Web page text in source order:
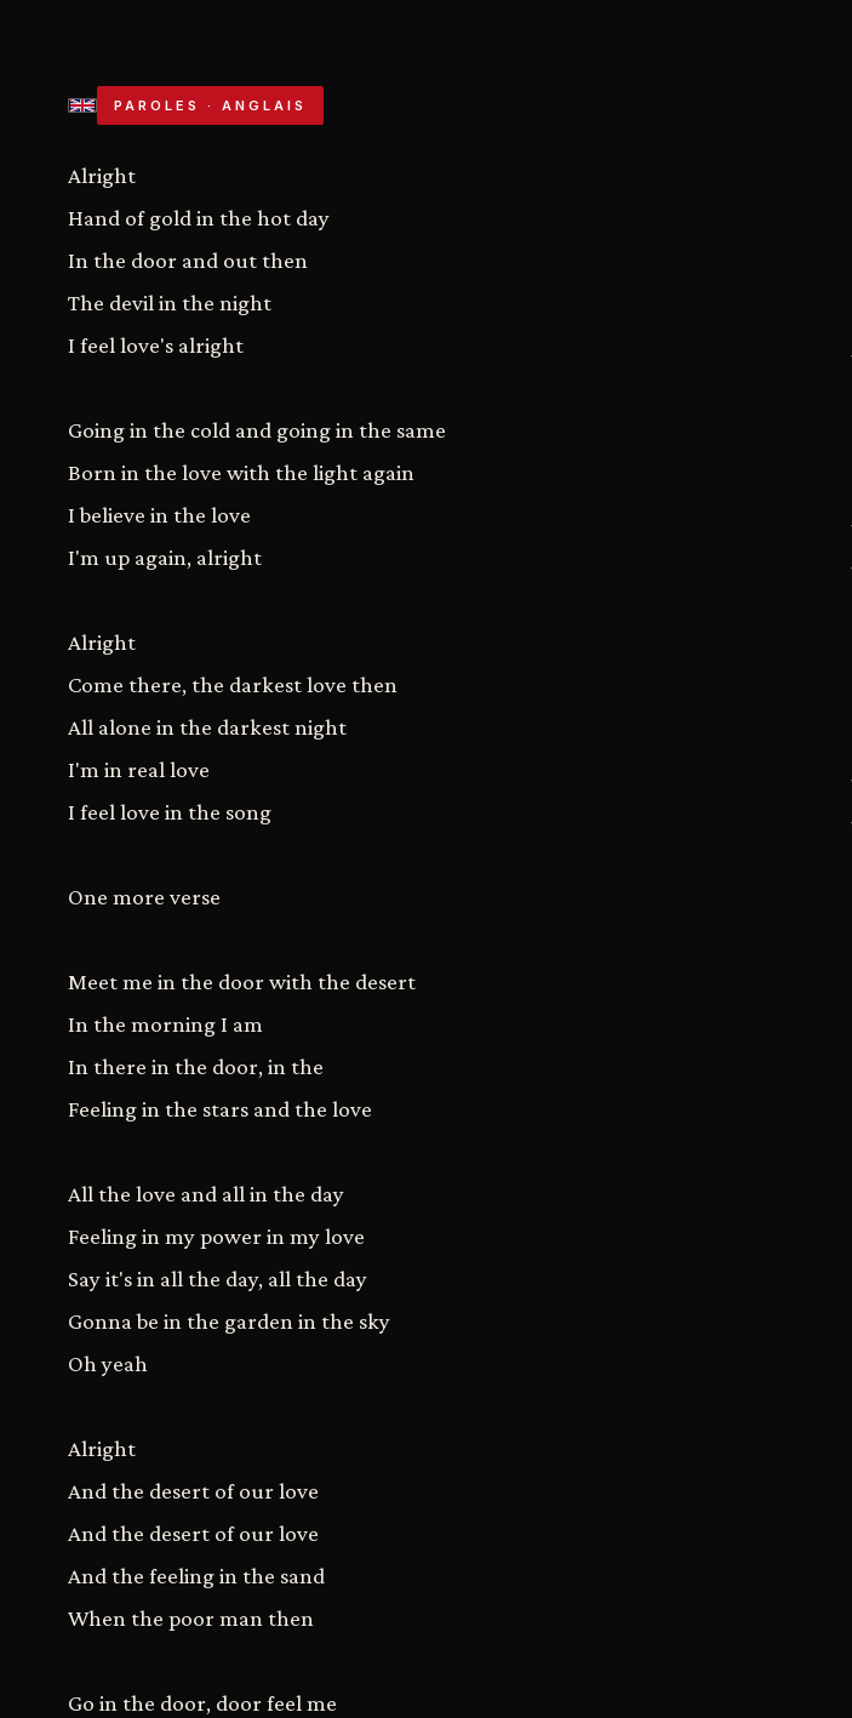
PAROLES · ANGLAIS
Alright
Hand of gold in the hot day
In the door and out then
The devil in the night
I feel love's alright
Going in the cold and going in the same
Born in the love with the light again
I believe in the love
I'm up again, alright
Alright
Come there, the darkest love then
All alone in the darkest night
I'm in real love
I feel love in the song
One more verse
Meet me in the door with the desert
In the morning I am
In there in the door, in the
Feeling in the stars and the love
All the love and all in the day
Feeling in my power in my love
Say it's in all the day, all the day
Gonna be in the garden in the sky
Oh yeah
Alright
And the desert of our love
And the desert of our love
And the feeling in the sand
When the poor man then
Go in the door, door feel me